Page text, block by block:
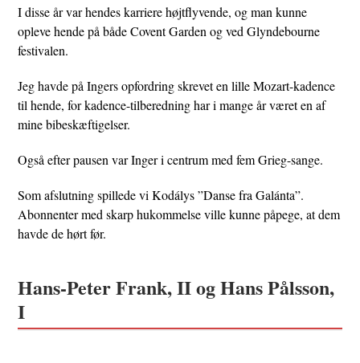
I disse år var hendes karriere højtflyvende, og man kunne
opleve hende på både Covent Garden og ved Glyndebourne
festivalen.
Jeg havde på Ingers opfordring skrevet en lille Mozart-kadence
til hende, for kadence-tilberedning har i mange år været en af
mine bibeskæftigelser.
Også efter pausen var Inger i centrum med fem Grieg-sange.
Som afslutning spillede vi Kodálys ”Danse fra Galánta”.
Abonnenter med skarp hukommelse ville kunne påpege, at dem
havde de hørt før.
Hans-Peter Frank, II og Hans Pålsson,
I